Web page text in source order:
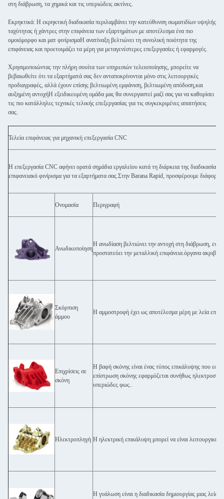
στη διάβρωση, τα χημικά και τις υπεριώδεις ακτίνες.
Εκρηκτικά: Η εκρηκτική διαδικασία περιλαμβάνει την κατεύθυνση σωματιδίων υψηλής
ταχύτητας ή χάντρες στην επιφάνεια των εξαρτημάτων.με αποτέλεσμα ένα πιο
ομοιόμορφο και ματ φινίρισμαΗ ανατίναξη βελτιώνει τη συνολική ποιότητα της
επιφάνειας και προετοιμάζει τα μέρη για μεταγενέστερες επεξεργασίες ή εφαρμογές.
Χρησιμοποιώντας την πλήρη σουίτα των υπηρεσιών τελειοποίησης, μπορείτε να
βεβαιωθείτε ότι τα εξαρτήματά σας δεν ανταποκρίνονται μόνο στις λειτουργικές
προδιαγραφές, αλλά έχουν επίσης βελτιωμένη εμφάνιση, βελτιωμένη απόδοση,και
αυξημένη αντοχήΗ εξειδικευμένη ομάδα μας θα συνεργαστεί μαζί σας για να καθορίσει
τις πιο κατάλληλες τεχνικές τελικής επεξεργασίας για τις συγκεκριμένες απαιτήσεις
σας.
Τελεία επιφάνειας για μηχανική επεξεργασία CNC
Η επεξεργασία CNC αφήνει ορατά σημάδια εργαλείου κατά τη διάρκεια της
επιφανειακό φινίρισμα για τα εξαρτήματα σας.Στην Barana Rapid, προσφέρουμε
Ονομασία Περιγραφή
Ανωδικοποίηση
Η ανωδίαση βελτιώνει την αντοχή στη διάβρωση,
προστατεύει την μεταλλική επιφάνεια.όργανα
Σκόρπιση
άμμου
Η αμμοστροφή έχει ως αποτέλεσμα μέρη με λεία
Επιχρίσεις σε
σκόνη
Η βαφή σκόνης είναι ένας τύπος επικάλυψης που
επίστρωση σκόνης εφαρμόζεται συνήθως
υπεριώδες φως..
Ηλεκτροπληγή Η ηλεκτρική επικάλυψη μπορεί να είναι λειτουργική,
Η γυάλωση είναι η διαδικασία δημιουργίας μιας λεία